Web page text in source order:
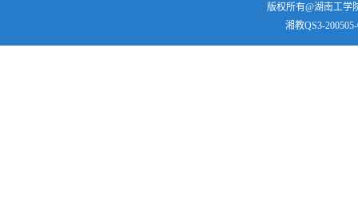
版权所有@湖南工学
湘教QS3-